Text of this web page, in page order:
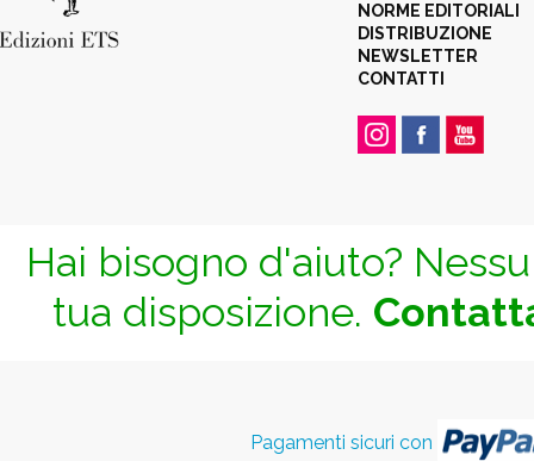
NORME EDITORIALI
DISTRIBUZIONE
NEWSLETTER
CONTATTI
Hai bisogno d'aiuto?
tua disposizione.
Pagamenti sicuri con